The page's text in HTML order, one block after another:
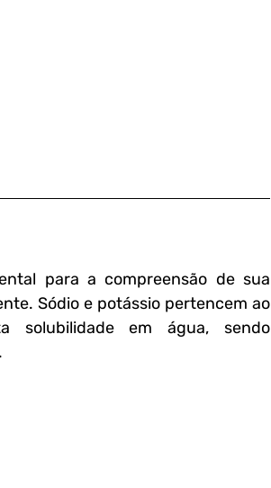
para a compreensão de sua
Sódio e potássio pertencem ao
solubilidade em água, sendo